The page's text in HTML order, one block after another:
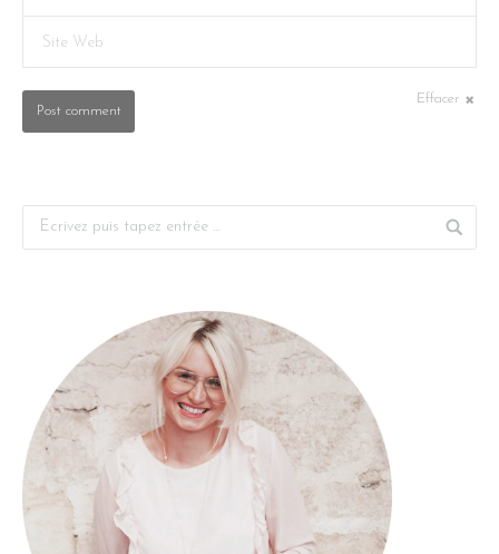
Site Web
Effacer
Post comment